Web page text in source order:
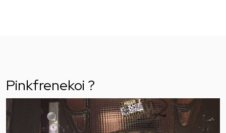
Pinkfrenekoi ?